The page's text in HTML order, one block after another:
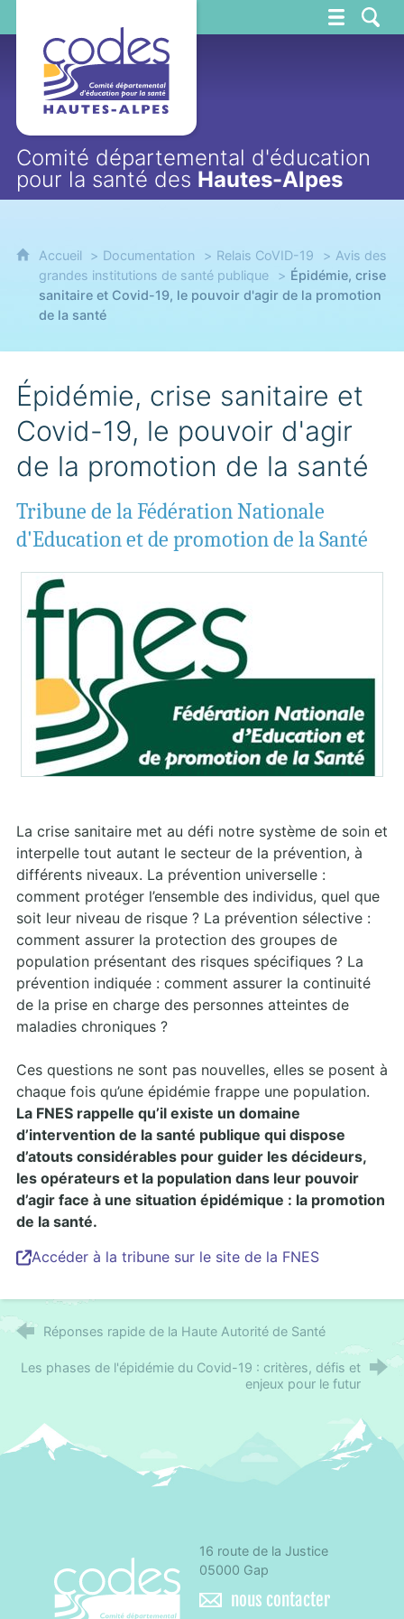
Comité départemental d'éducation
pour la santé des Hautes-Alpes
Accueil Documentation Relais CoVID-19
Avis des
grandes institutions de santé publique
Épidémie, crise
sanitaire et Covid-19, le pouvoir d'agir de la promotion
de la santé
Épidémie, crise sanitaire et
Covid-19, le pouvoir d'agir
de la promotion de la santé
Tribune de la Fédération Nationale
d'Education et de promotion de la Santé
La crise sanitaire met au défi notre système de soin et
interpelle tout autant le secteur de la prévention, à
différents niveaux. La prévention universelle :
comment protéger l’ensemble des individus, quel que
soit leur niveau de risque ? La prévention sélective :
comment assurer la protection des groupes de
population présentant des risques spécifiques ? La
prévention indiquée : comment assurer la continuité
de la prise en charge des personnes atteintes de
maladies chroniques ?
Ces questions ne sont pas nouvelles, elles se posent à
chaque fois qu’une épidémie frappe une population.
La FNES rappelle qu’il existe un domaine
d’intervention de la santé publique qui dispose
d’atouts considérables pour guider les décideurs,
les opérateurs et la population dans leur pouvoir
d’agir face à une situation épidémique : la promotion
de la santé.
Accéder à la tribune sur le site de la FNES
Réponses rapide de la Haute Autorité de Santé
Les phases de l'épidémie du Covid-19 : critères, défis et
enjeux pour le futur
CoDES 05 - Comité départemental
16 route de la Justice
05000 Gap
nous contacter